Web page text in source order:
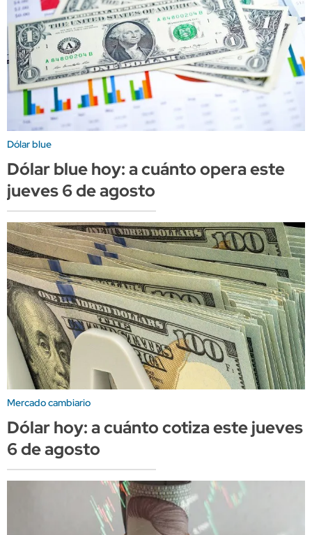
Dólar blue
Dólar blue hoy: a cuánto opera este
jueves 6 de agosto
Mercado cambiario
Dólar hoy: a cuánto cotiza este jueves
6 de agosto